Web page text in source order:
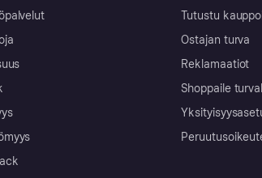
Tutustu
Ostajan turva
Reklamaatiot
Shoppaile